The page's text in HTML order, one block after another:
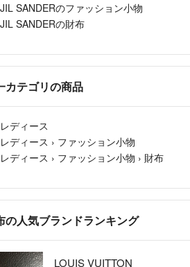
JIL SANDERのファッション小物
JIL SANDERの財布
カテゴリの商品
レディース
レディース › ファッション小物
レディース › ファッション小物 › 財布
の人気ブランドランキング
LOUIS VUITTON